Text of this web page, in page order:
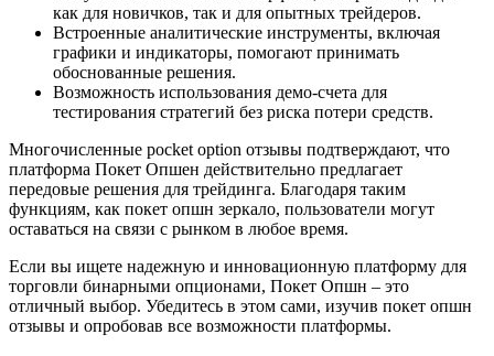
как для новичков, так и для опытных трейдеров.
Встроенные аналитические инструменты, включая
графики и индикаторы, помогают принимать
обоснованные решения.
Возможность использования демо-счета для
тестирования стратегий без риска потери средств.
Многочисленные pocket option отзывы подтверждают, что
платформа Покет Опшен действительно предлагает
передовые решения для трейдинга. Благодаря таким
функциям, как покет опшн зеркало, пользователи могут
оставаться на связи с рынком в любое время.
Если вы ищете надежную и инновационную платформу для
торговли бинарными опционами, Покет Опшн – это
отличный выбор. Убедитесь в этом сами, изучив покет опшн
отзывы и опробовав все возможности платформы.